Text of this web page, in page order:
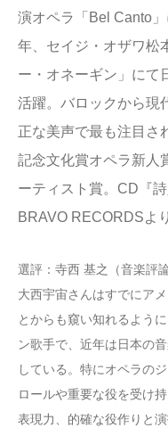
演オペラ「Bel Canto
年、セイジ・オザワ松
ー・オネーギン」にて
活躍。バロックから現
正な美声で最も注目さ
記念文化賞オペラ新人
ーティスト賞。CD『
BRAVO RECORDSよ
選評：寺西 基之（音楽評論
大西宇宙さんはすでにア
とからも窺い知れるよう
ン歌手で、近年は日本の
している。特にオペラの
ロールや重要な役を受け
表現力、的確な役作りと